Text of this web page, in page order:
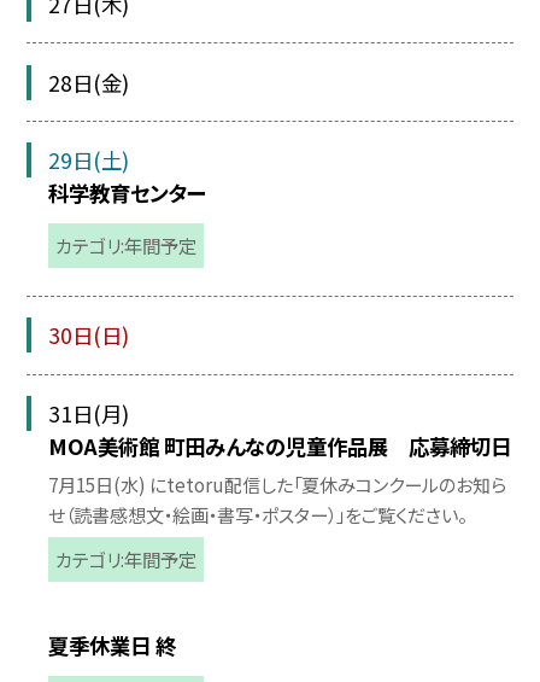
28日(金)
29日(土)
科学教育センター
カテゴリ:年間予定
30日(日)
31日(月)
MOA美術館 町田みんなの児童作品展 応募締切日
7月15日(水) にtetoru配信した「夏休みコンクールのお知ら
せ（読書感想文・絵画・書写・ポスター）」をご覧ください。
カテゴリ:年間予定
夏季休業日 終